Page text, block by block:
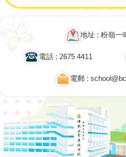
地址 : 粉嶺一
電話 : 2675 4411
電郵 :